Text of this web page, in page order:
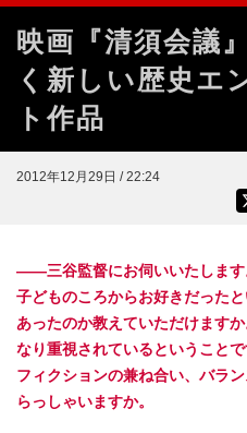
映画『清須会議
く新しい歴史エ
ト作品
2012年12月29日 / 22:24
――三谷監督にお伺いいたします
子どものころからお好きだった
あったのか教えていただけます
なり重視されているということ
フィクションの兼ね合い、バラ
らっしゃいますか。